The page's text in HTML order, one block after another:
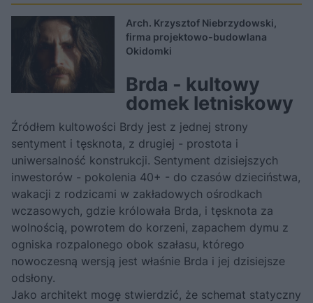
Arch. Krzysztof Niebrzydowski,
firma projektowo-budowlana
Okidomki
Brda - kultowy
domek letniskowy
Źródłem kultowości Brdy jest z jednej strony
sentyment i tęsknota, z drugiej - prostota i
uniwersalność konstrukcji. Sentyment dzisiejszych
inwestorów - pokolenia 40+ - do czasów dzieciństwa,
wakacji z rodzicami w zakładowych ośrodkach
wczasowych, gdzie królowała Brda, i tęsknota za
wolnością, powrotem do korzeni, zapachem dymu z
ogniska rozpalonego obok szałasu, którego
nowoczesną wersją jest właśnie Brda i jej dzisiejsze
odsłony.
Jako architekt mogę stwierdzić, że schemat statyczny